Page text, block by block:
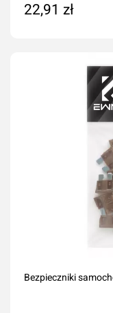
22,91 zł
Bezpieczniki